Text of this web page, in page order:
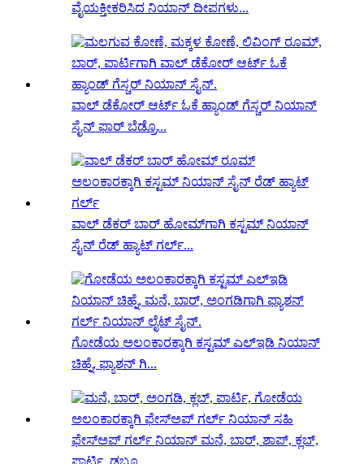
ವೈಯಕ್ತೀಕರಿಸಿದ ನಿಯಾನ್ ದೀಪಗಳು...
ವಾಲ್ ಡೆಕೋರ್ ಆರ್ಟ್ ಓಕೆ ಹ್ಯಾಂಡ್ ಗೆಸ್ಚರ್ ನಿಯಾನ್
ಸೈನ್ ಫಾರ್ ಬೆಡ್ರೊ...
ವಾಲ್ ಡೆಕರ್ ಬಾರ್ ಹೋಮ್‌ಗಾಗಿ ಕಸ್ಟಮ್ ನಿಯಾನ್
ಸೈನ್ ರೆಡ್ ಹ್ಯಾಟ್ ಗರ್ಲ್...
ಗೋಡೆಯ ಅಲಂಕಾರಕ್ಕಾಗಿ ಕಸ್ಟಮ್ ಎಲ್ಇಡಿ ನಿಯಾನ್
ಚಿಹ್ನೆ, ಫ್ಯಾಶನ್ ಗಿ...
ಫೇಸ್‌ಅಪ್ ಗರ್ಲ್ ನಿಯಾನ್ ಮನೆ, ಬಾರ್, ಶಾಪ್, ಕ್ಲಬ್,